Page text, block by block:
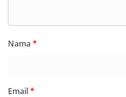
Nama *
Email*